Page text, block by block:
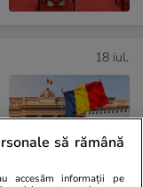
18 iul.
să rămână
accesăm informații pe